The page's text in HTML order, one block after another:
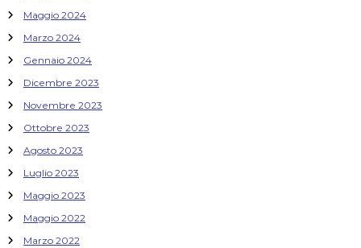
Maggio 2024
Marzo 2024
Gennaio 2024
Dicembre 2023
Novembre 2023
Ottobre 2023
Agosto 2023
Luglio 2023
Maggio 2023
Maggio 2022
Marzo 2022